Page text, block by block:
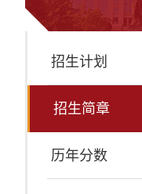
招生计划
招生简章
历年分数